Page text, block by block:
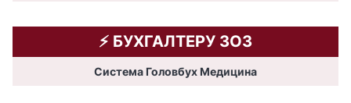
⚡️ БУХГАЛТЕРУ ЗОЗ
Система Головбух Медицина